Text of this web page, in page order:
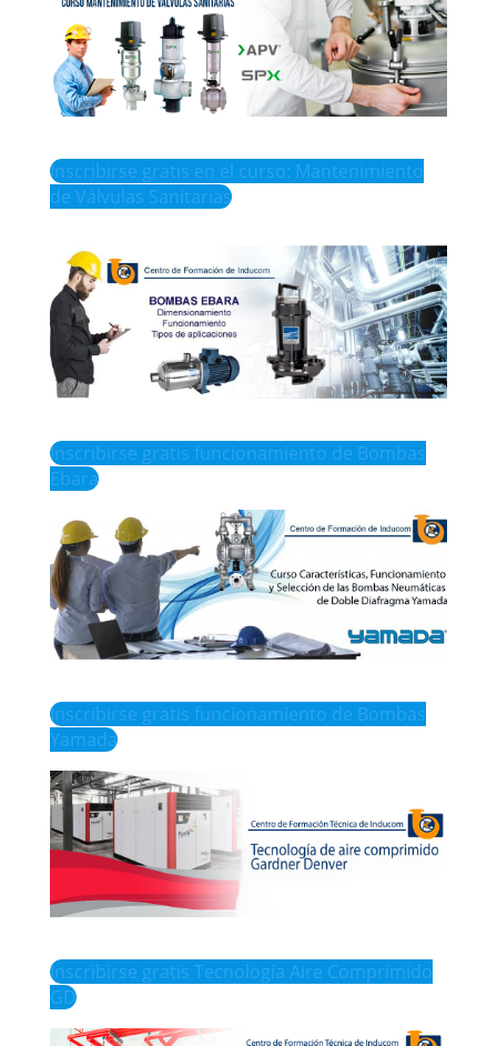
Inscribirse gratis en el curso: Mantenimiento
de Válvulas Sanitarias
Inscribirse gratis funcionamiento de Bombas
Ebara
Inscribirse gratis funcionamiento de Bombas
Yamada
Inscribirse gratis Tecnología Aire Comprimido
GD